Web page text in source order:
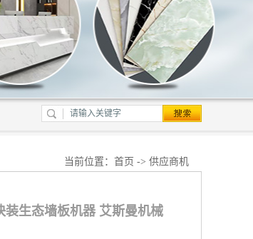
当前位置： 首页 -> 供应商机
生态墙板机器 艾斯曼机械